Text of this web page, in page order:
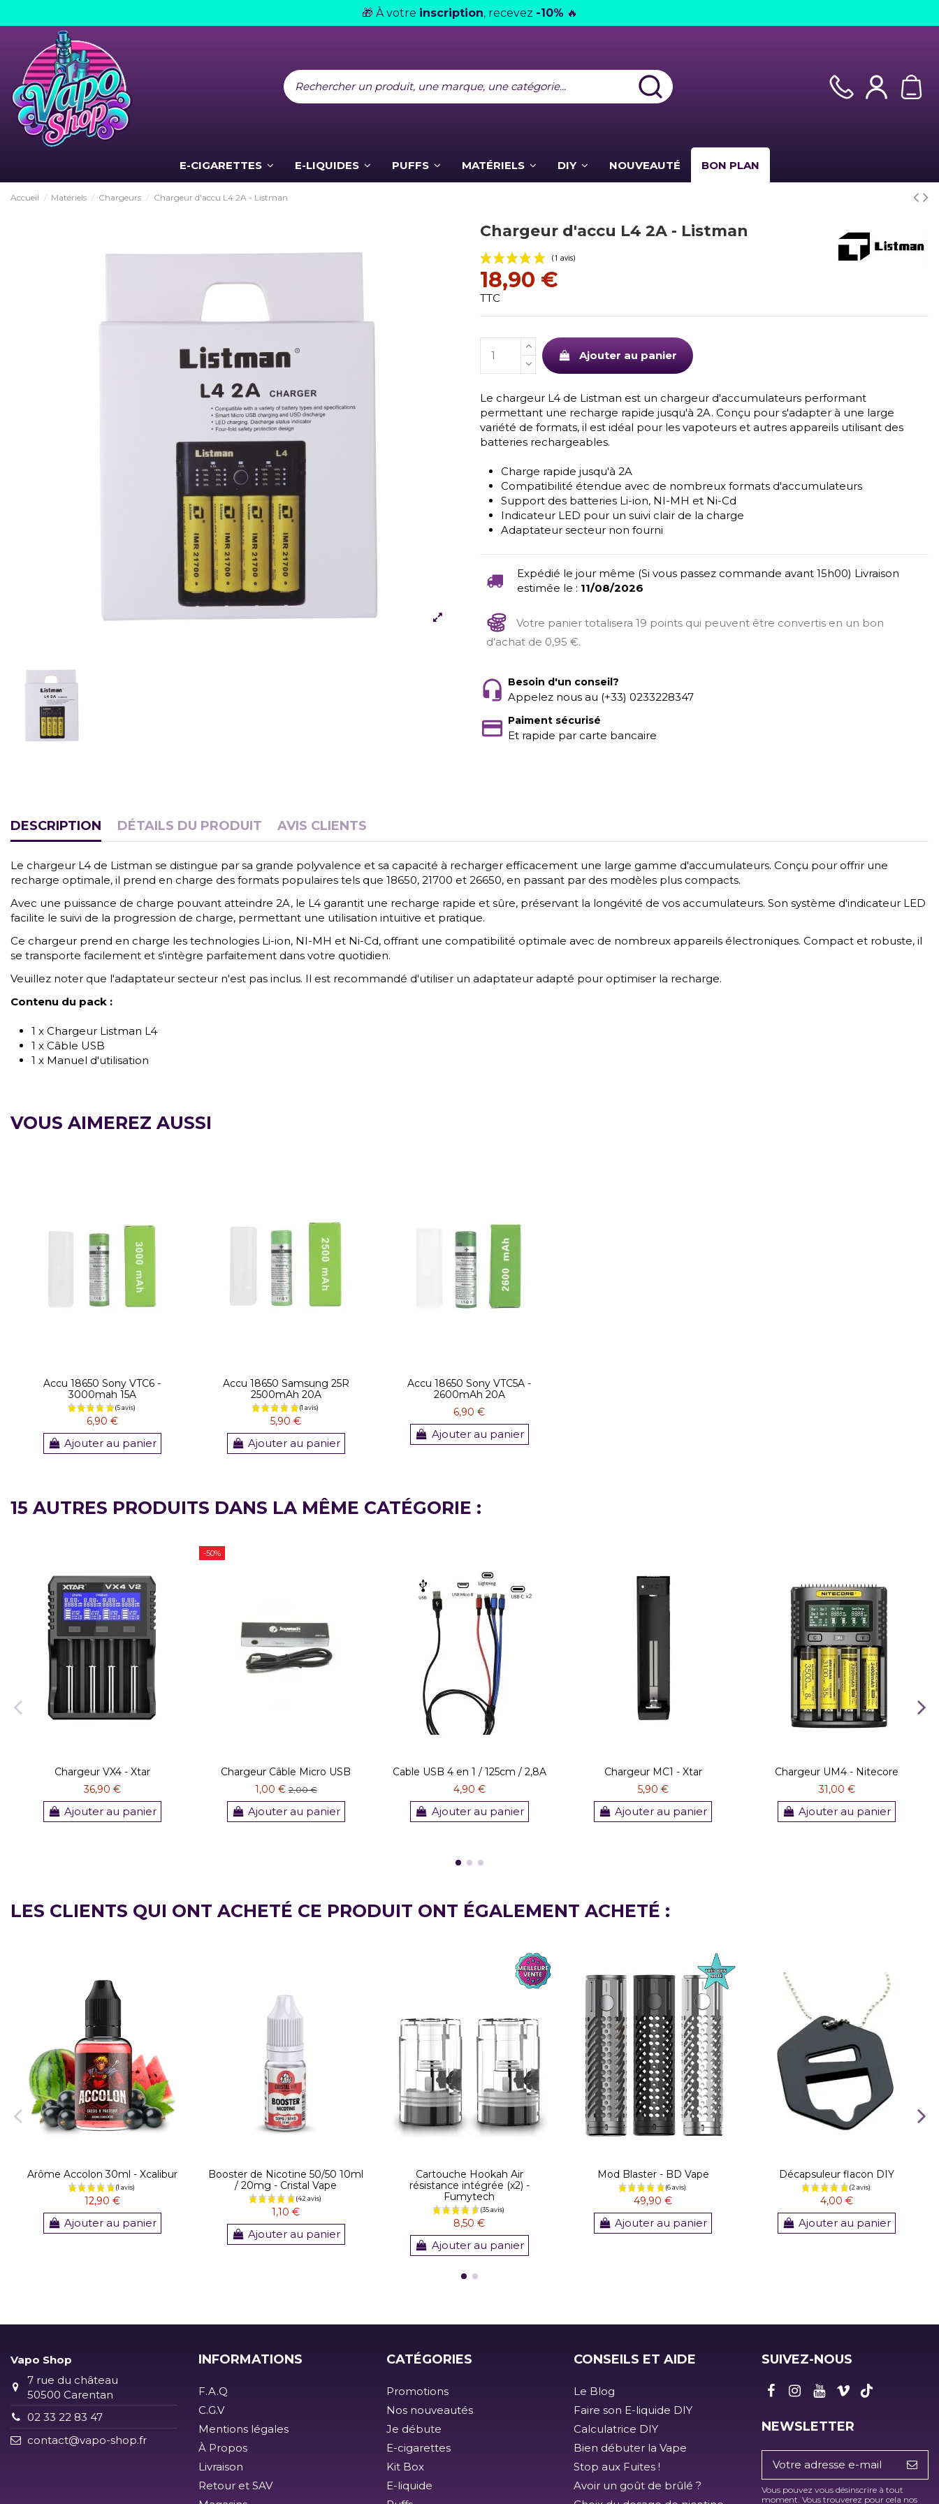
🎁 À votre inscription, recevez -10% 🔥
E-CIGARETTES E-LIQUIDES PUFFS MATÉRIELS DIY NOUVEAUTÉ BON PLAN
Accueil Matériels Chargeurs Chargeur d'accu L4 2A - Listman
Chargeur d'accu L4 2A - Listman
18,90 €
TTC
Ajouter au panier
Le chargeur L4 de Listman est un chargeur d'accumulateurs performant
permettant une recharge rapide jusqu'à 2A. Conçu pour s'adapter à une large
variété de formats, il est idéal pour les vapoteurs et autres appareils utilisant des
batteries rechargeables.
Charge rapide jusqu'à 2A
Compatibilité étendue avec de nombreux formats d'accumulateurs
Support des batteries Li-ion, NI-MH et Ni-Cd
Indicateur LED pour un suivi clair de la charge
Adaptateur secteur non fourni
Expédié le jour même (Si vous passez commande avant 15h00) Livraison
estimée le : 11/08/2026
Votre panier totalisera 19 points qui peuvent être convertis en un bon
d'achat de 0,95 €.
Besoin d'un conseil?
Appelez nous au (+33) 0233228347
Paiment sécurisé
Et rapide par carte bancaire
DESCRIPTION DÉTAILS DU PRODUIT AVIS CLIENTS
Le chargeur L4 de Listman se distingue par sa grande polyvalence et sa capacité à recharger efficacement une large gamme d'accumulateurs. Conçu pour offrir une
recharge optimale, il prend en charge des formats populaires tels que 18650, 21700 et 26650, en passant par des modèles plus compacts.
Avec une puissance de charge pouvant atteindre 2A, le L4 garantit une recharge rapide et sûre, préservant la longévité de vos accumulateurs. Son système d'indicateur LED
facilite le suivi de la progression de charge, permettant une utilisation intuitive et pratique.
Ce chargeur prend en charge les technologies Li-ion, NI-MH et Ni-Cd, offrant une compatibilité optimale avec de nombreux appareils électroniques. Compact et robuste, il
se transporte facilement et s'intègre parfaitement dans votre quotidien.
Veuillez noter que l'adaptateur secteur n'est pas inclus. Il est recommandé d'utiliser un adaptateur adapté pour optimiser la recharge.
Contenu du pack :
1 x Chargeur Listman L4
1 x Câble USB
1 x Manuel d'utilisation
VOUS AIMEREZ AUSSI
Accu 18650 Sony VTC6 -
3000mah 15A
6,90 €
Ajouter au panier
Accu 18650 Samsung 25R
2500mAh 20A
5,90 €
Ajouter au panier
Accu 18650 Sony VTC5A -
2600mAh 20A
6,90 €
Ajouter au panier
15 AUTRES PRODUITS DANS LA MÊME CATÉGORIE :
Chargeur VX4 - Xtar
36,90 €
Ajouter au panier
-50%
Chargeur Câble Micro USB
1,00 €2,00 €
Ajouter au panier
Cable USB 4 en 1 / 125cm / 2,8A
4,90 €
Ajouter au panier
Chargeur MC1 - Xtar
5,90 €
Ajouter au panier
Chargeur UM4 - Nitecore
31,00 €
Ajouter au panier
LES CLIENTS QUI ONT ACHETÉ CE PRODUIT ONT ÉGALEMENT ACHETÉ :
Arôme Accolon 30ml - Xcalibur
12,90 €
Ajouter au panier
Booster de Nicotine 50/50 10ml
/ 20mg - Cristal Vape
1,10 €
Ajouter au panier
Cartouche Hookah Air
résistance intégrée (x2) -
Fumytech
8,50 €
Ajouter au panier
Mod Blaster - BD Vape
49,90 €
Ajouter au panier
Décapsuleur flacon DIY
4,00 €
Ajouter au panier
Vapo Shop
7 rue du château
50500 Carentan
02 33 22 83 47
contact@vapo-shop.fr
INFORMATIONS
F.A.Q
C.G.V
Mentions légales
À Propos
Livraison
Retour et SAV
CATÉGORIES
Promotions
Nos nouveautés
Je débute
E-cigarettes
Kit Box
E-liquide
CONSEILS ET AIDE
Le Blog
Faire son E-liquide DIY
Calculatrice DIY
Bien débuter la Vape
Stop aux Fuites !
Avoir un goût de brûlé ?
SUIVEZ-NOUS
NEWSLETTER
Vous pouvez vous désinscrire à tout
moment. Vous trouverez pour cela nos